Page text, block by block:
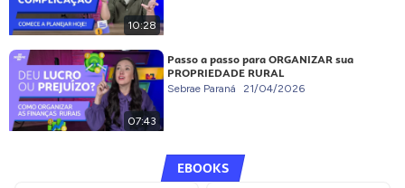
10:28
07:43
Passo a passo para ORGANIZAR sua
PROPRIEDADE RURAL
Sebrae Paraná 21/04/2026
EBOOKS